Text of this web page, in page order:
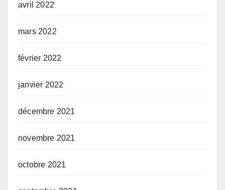
avril 2022
mars 2022
février 2022
janvier 2022
décembre 2021
novembre 2021
octobre 2021